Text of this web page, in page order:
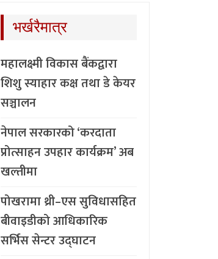
भर्खरैमात्र
महालक्ष्मी विकास बैंकद्वारा
शिशु स्याहार कक्ष तथा डे केयर
सञ्चालन
नेपाल सरकारको ‘करदाता
प्रोत्साहन उपहार कार्यक्रम’ अब
खल्तीमा
पोखरामा थ्री–एस सुविधासहित
बीवाइडीको आधिकारिक
सर्भिस सेन्टर उद्घाटन